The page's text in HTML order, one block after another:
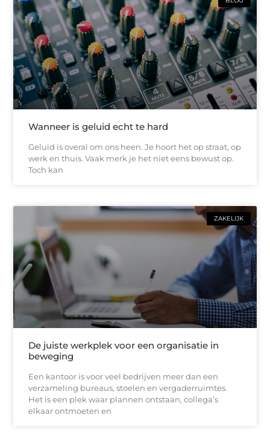
Wanneer is geluid echt te hard
Geluid is overal om ons heen. Je hoort het op straat, op
werk en thuis. Vaak merk je het niet eens bewust op.
Toch kan
ZAKELIJK
De juiste werkplek voor een organisatie in
beweging
Een kantoor is voor veel bedrijven meer dan een
verzameling bureaus, stoelen en vergaderruimtes.
Het is een plek waar plannen ontstaan, collega’s
elkaar ontmoeten en